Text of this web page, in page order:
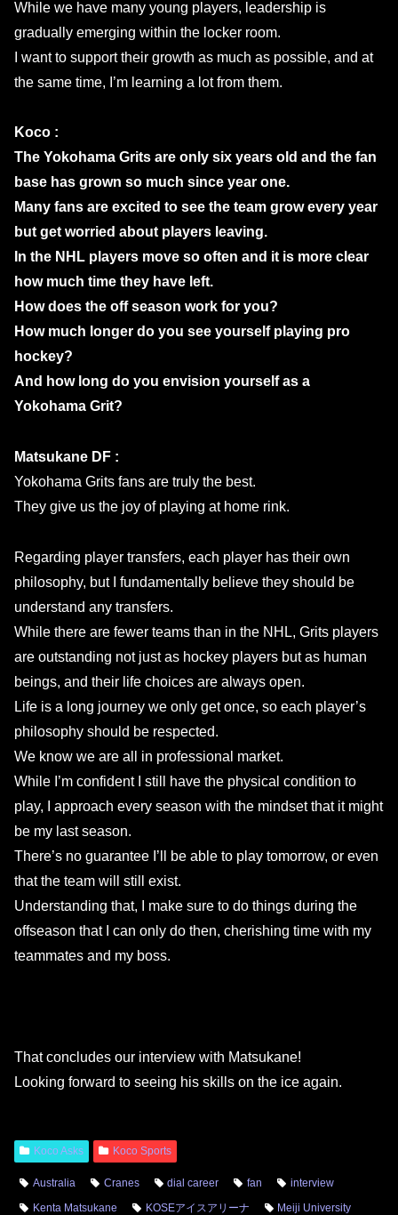
While we have many young players, leadership is
gradually emerging within the locker room.
I want to support their growth as much as possible, and at
the same time, I’m learning a lot from them.
Koco :
The Yokohama Grits are only six years old and the fan
base has grown so much since year one.
Many fans are excited to see the team grow every year
but get worried about players leaving.
In the NHL players move so often and it is more clear
how much time they have left.
How does the off season work for you?
How much longer do you see yourself playing pro
hockey?
And how long do you envision yourself as a
Yokohama Grit?
Matsukane DF :
Yokohama Grits fans are truly the best.
They give us the joy of playing at home rink.
Regarding player transfers, each player has their own
philosophy, but I fundamentally believe they should be
understand any transfers.
While there are fewer teams than in the NHL, Grits players
are outstanding not just as hockey players but as human
beings, and their life choices are always open.
Life is a long journey we only get once, so each player’s
philosophy should be respected.
We know we are all in professional market.
While I’m confident I still have the physical condition to
play, I approach every season with the mindset that it might
be my last season.
There’s no guarantee I’ll be able to play tomorrow, or even
that the team will still exist.
Understanding that, I make sure to do things during the
offseason that I can only do then, cherishing time with my
teammates and my boss.
That concludes our interview with Matsukane!
Looking forward to seeing his skills on the ice again.
Koco Asks Koco Sports
Australia Cranes dial career fan
interview
Kenta Matsukane
KOSEアイスアリーナ
Meiji University